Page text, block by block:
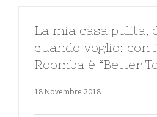
La mia casa pulita,
quando voglio: con
Roomba è “Better
18 Novembre 2018